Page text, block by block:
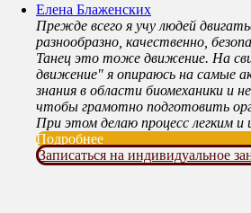
Елена Блаженских
Прежде всего я учу людей
разнообразно, качественно,
Танец это тоже движение. На
движение" я опираюсь на самые
знания в области биомеханики и
чтобы грамотно подготовить
При этом делаю процесс легким и
Подробнее
Записаться на индивидуальное